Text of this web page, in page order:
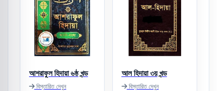
আশরাফুল হিদায়া ৬ষ্ঠ খন্ড
বিস্তারিত দেখুন
আল হিদায়া ৩য় খন্ড
বিস্তারিত দেখুন